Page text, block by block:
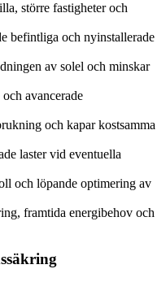
större fastigheter och
befintliga och nyinstallerade
av solel och minskar
avancerade
och kapar kostsamma
laster vid eventuella
och löpande optimering av
framtida energibehov och